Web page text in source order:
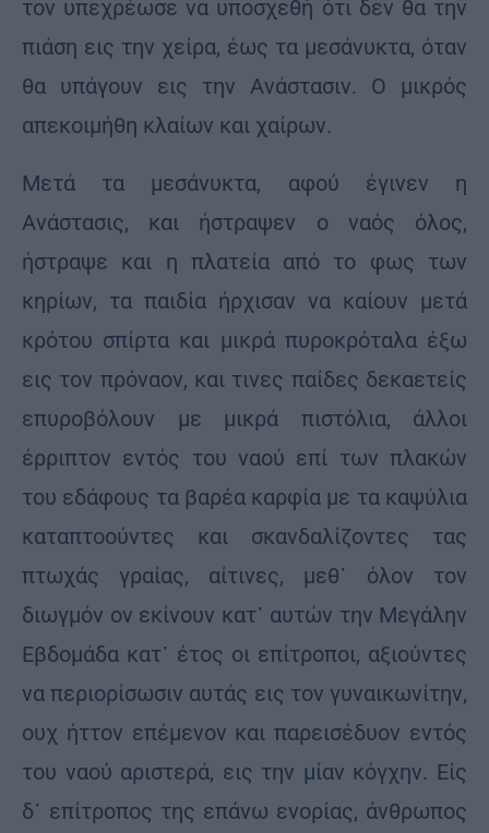
τον υπεχρέωσε να υποσχεθή ότι δεν θα την
πιάση εις την χείρα, έως τα μεσάνυκτα, όταν
θα υπάγουν εις την Ανάστασιν. Ο μικρός
απεκοιμήθη κλαίων και χαίρων.
Μετά τα μεσάνυκτα, αφού έγινεν η
Ανάστασις, και ήστραψεν ο ναός όλος,
ήστραψε και η πλατεία από το φως των
κηρίων, τα παιδία ήρχισαν να καίουν μετά
κρότου σπίρτα και μικρά πυροκρόταλα έξω
εις τον πρόναον, και τινες παίδες δεκαετείς
επυροβόλουν με μικρά πιστόλια, άλλοι
έρριπτον εντός του ναού επί των πλακών
του εδάφους τα βαρέα καρφία με τα καψύλια
καταπτοούντες και σκανδαλίζοντες τας
πτωχάς γραίας, αίτινες, μεθ᾽ όλον τον
διωγμόν ον εκίνουν κατ᾽ αυτών την Μεγάλην
Εβδομάδα κατ᾽ έτος οι επίτροποι, αξιούντες
να περιορίσωσιν αυτάς εις τον γυναικωνίτην,
ουχ ήττον επέμενον και παρεισέδυον εντός
του ναού αριστερά, εις την μίαν κόγχην. Είς
δ᾽ επίτροπος της επάνω ενορίας, άνθρωπος